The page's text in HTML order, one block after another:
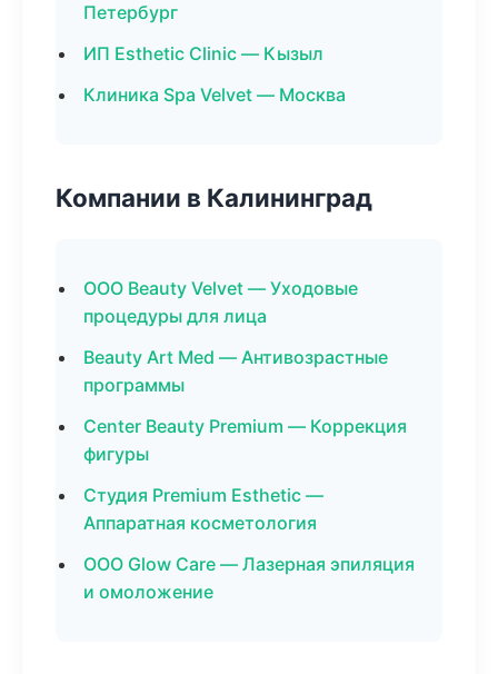
Петербург
ИП Esthetic Clinic — Кызыл
Клиника Spa Velvet — Москва
Компании в Калининград
ООО Beauty Velvet — Уходовые
процедуры для лица
Beauty Art Med — Антивозрастные
программы
Center Beauty Premium — Коррекция
фигуры
Студия Premium Esthetic —
Аппаратная косметология
ООО Glow Care — Лазерная эпиляция
и омоложение